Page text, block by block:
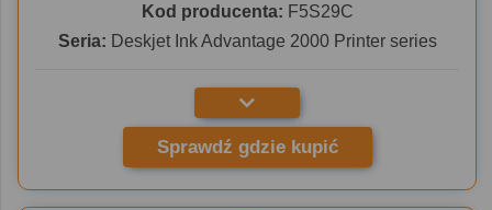
Kod producenta: F5S29C
Seria: Deskjet Ink Advantage 2000 Printer series
Sprawdź gdzie kupić